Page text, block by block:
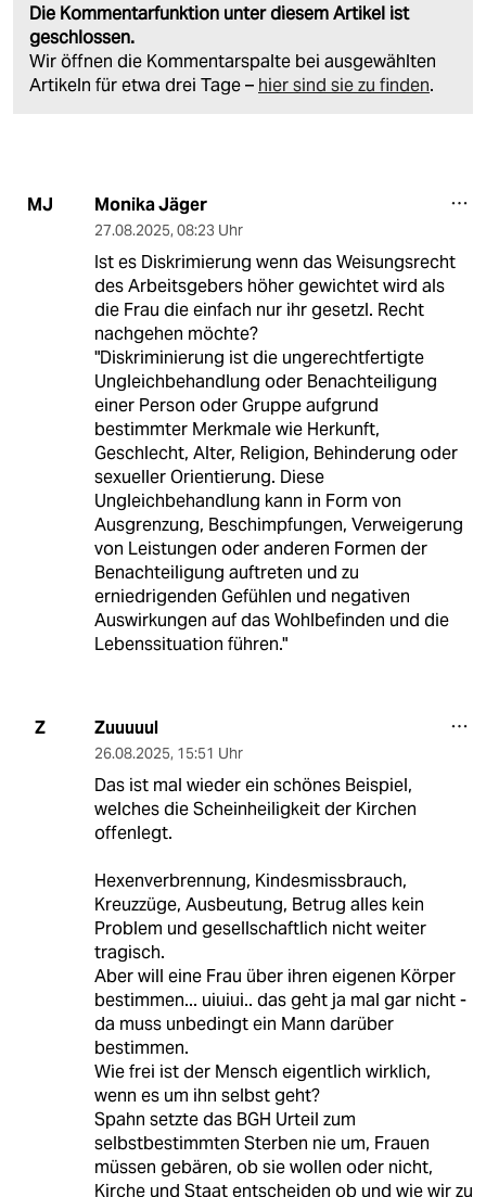
Die Kommentarfunktion unter diesem Artikel ist
geschlossen.
Wir öffnen die Kommentarspalte bei ausgewählten
Artikeln für etwa drei Tage – hier sind sie zu finden.
MJ Monika Jäger
27.08.2025, 08:23 Uhr
Ist es Diskrimierung wenn das Weisungsrecht
des Arbeitsgebers höher gewichtet wird als
die Frau die einfach nur ihr gesetzl. Recht
nachgehen möchte?
"Diskriminierung ist die ungerechtfertigte
Ungleichbehandlung oder Benachteiligung
einer Person oder Gruppe aufgrund
bestimmter Merkmale wie Herkunft,
Geschlecht, Alter, Religion, Behinderung oder
sexueller Orientierung. Diese
Ungleichbehandlung kann in Form von
Ausgrenzung, Beschimpfungen, Verweigerung
von Leistungen oder anderen Formen der
Benachteiligung auftreten und zu
erniedrigenden Gefühlen und negativen
Auswirkungen auf das Wohlbefinden und die
Lebenssituation führen."
Z Zuuuuul
26.08.2025, 15:51 Uhr
Das ist mal wieder ein schönes Beispiel,
welches die Scheinheiligkeit der Kirchen
offenlegt.
Hexenverbrennung, Kindesmissbrauch,
Kreuzzüge, Ausbeutung, Betrug alles kein
Problem und gesellschaftlich nicht weiter
tragisch.
Aber will eine Frau über ihren eigenen Körper
bestimmen... uiuiui.. das geht ja mal gar nicht -
da muss unbedingt ein Mann darüber
bestimmen.
Wie frei ist der Mensch eigentlich wirklich,
wenn es um ihn selbst geht?
Spahn setzte das BGH Urteil zum
selbstbestimmten Sterben nie um, Frauen
müssen gebären, ob sie wollen oder nicht,
Kirche und Staat entscheiden ob und wie wir zu